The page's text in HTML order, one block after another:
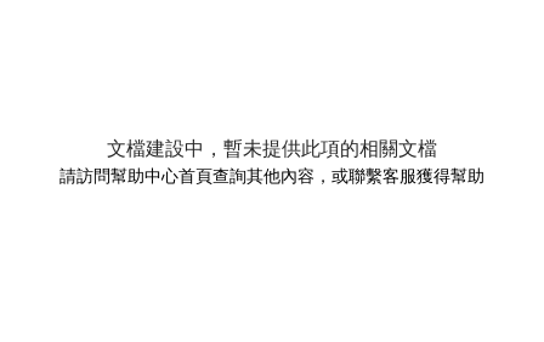
文檔建設中，暫未提供此項的相關文檔
請訪問幫助中心首頁查詢其他內容，或聯繫客服獲得幫助